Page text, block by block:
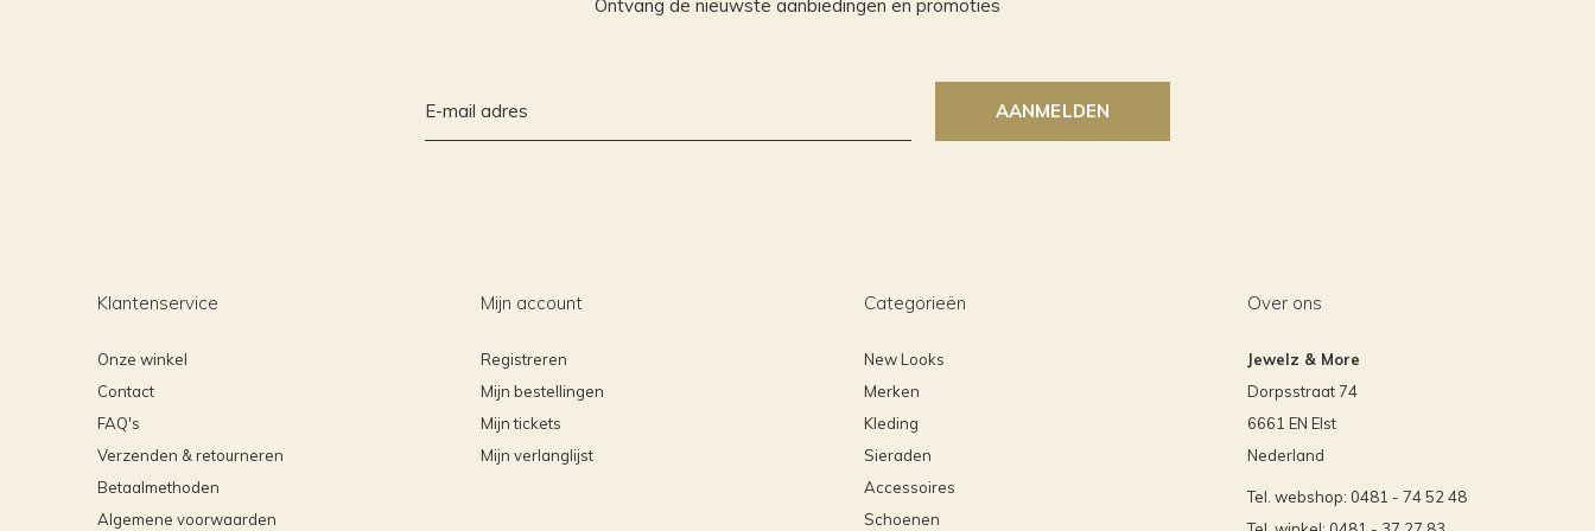
Ontvang de nieuwste aanbiedingen en promoties
AANMELDEN
Klantenservice
Onze winkel
Contact
FAQ's
Verzenden & retourneren
Betaalmethoden
Algemene voorwaarden
Mijn account
Registreren
Mijn bestellingen
Mijn tickets
Mijn verlanglijst
Categorieën
New Looks
Merken
Kleding
Sieraden
Accessoires
Schoenen
Over ons
Jewelz & More
Dorpsstraat 74
6661 EN Elst
Nederland
Tel. webshop: 0481 - 74 52 48